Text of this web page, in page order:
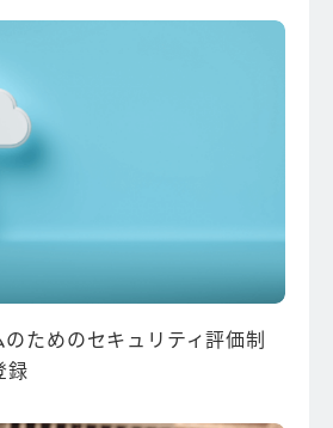
ためのセキュリティ評価制
録